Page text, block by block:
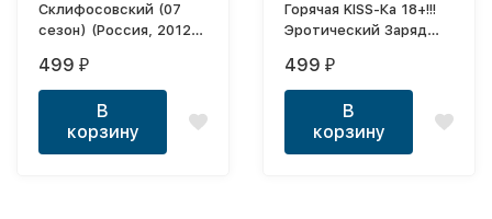
Склифосовский (07
сезон) (Россия, 2012-
16 серий)
499 ₽
В
корзину
Горячая KISS-Ка 18+!!!
Эротический Заряд
499 ₽
В
корзину